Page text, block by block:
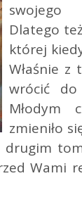
swojego
Dlatego
której
Właśnie z
wrócić
Młodym
zmieniło
drugim
Wami